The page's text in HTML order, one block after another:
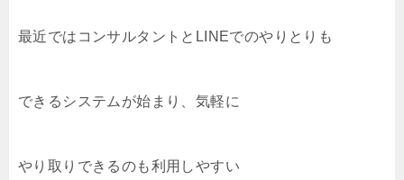
最近ではコンサルタントとLINEでのやりとりも
できるシステムが始まり、気軽に
やり取りできるのも利用しやすい